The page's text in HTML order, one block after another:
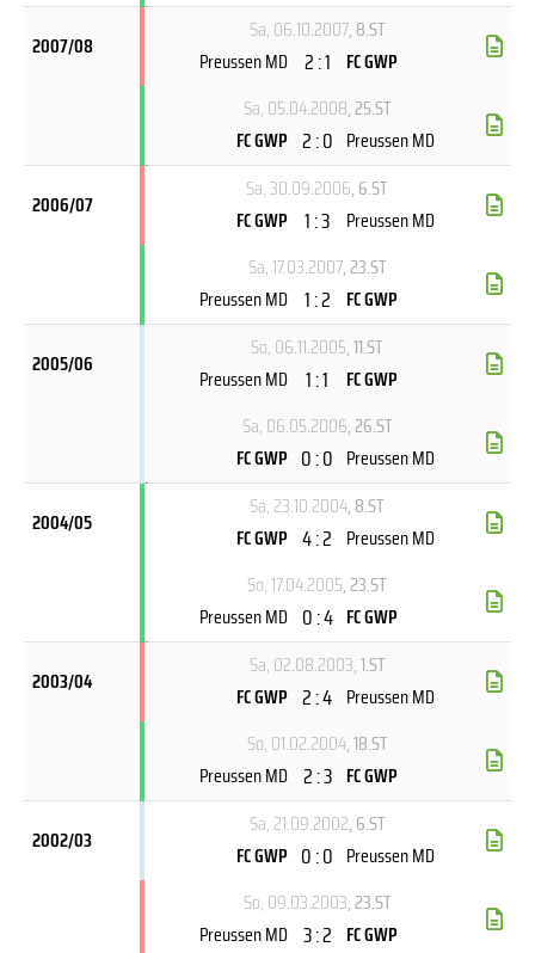
2007/08
Sa, 06.10.2007, 8.ST
Preussen MD 2 : 1 FC GWP
Sa, 05.04.2008, 25.ST
FC GWP 2 : 0 Preussen MD
2006/07
Sa, 30.09.2006, 6.ST
FC GWP 1 : 3 Preussen MD
Sa, 17.03.2007, 23.ST
Preussen MD 1 : 2 FC GWP
2005/06
So, 06.11.2005, 11.ST
Preussen MD 1 : 1
FC GWP
Sa, 06.05.2006, 26.ST
FC GWP 0 : 0 Preussen MD
2004/05
Sa, 23.10.2004, 8.ST
FC GWP 4 : 2 Preussen MD
So, 17.04.2005, 23.ST
Preussen MD 0 : 4 FC GWP
2003/04
Sa, 02.08.2003, 1.ST
FC GWP 2 : 4 Preussen MD
So, 01.02.2004, 18.ST
Preussen MD 2 : 3 FC GWP
2002/03
Sa, 21.09.2002, 6.ST
FC GWP 0 : 0 Preussen MD
So, 09.03.2003, 23.ST
Preussen MD 3 : 2 FC GWP